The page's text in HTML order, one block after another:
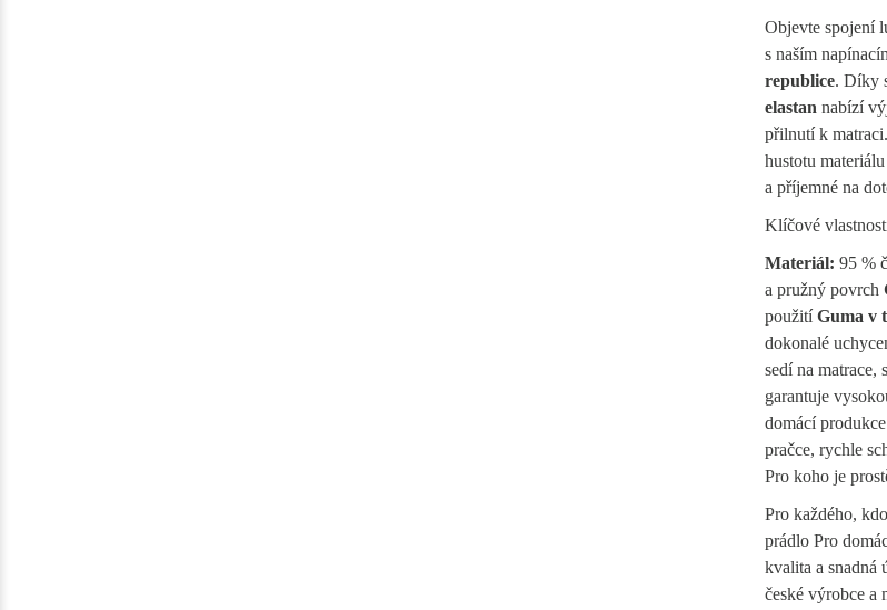
Objevte spojení
s naším
republice. Díky
elastan nabízí
přilnutí k
hustotu
a příjemné na
Klíčové
Materiál: 95 %
a pružný povrch
použitíGuma v
dokonalé
sedí na matrace,
garantuje
domácí produkce
pračce, rychle
Pro koho je
Pro každého,
prádlo Pro
kvalita a snadná
české výrobce a